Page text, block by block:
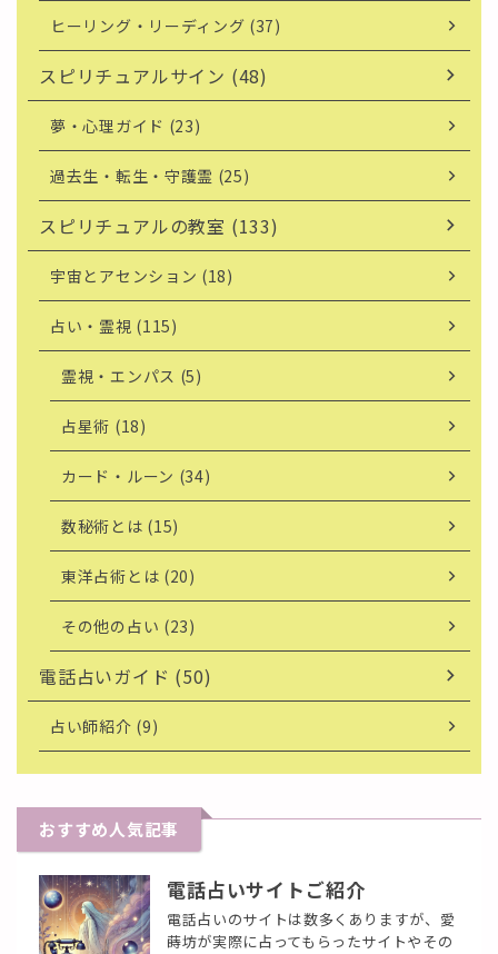
ヒーリング・リーディング (37)
スピリチュアルサイン (48)
夢・心理ガイド (23)
過去生・転生・守護霊 (25)
スピリチュアルの教室 (133)
宇宙とアセンション (18)
占い・霊視 (115)
霊視・エンパス (5)
占星術 (18)
カード・ルーン (34)
数秘術とは (15)
東洋占術とは (20)
その他の占い (23)
電話占いガイド (50)
占い師紹介 (9)
おすすめ人気記事
電話占いサイトご紹介
電話占いのサイトは数多くありますが、愛
蒔坊が実際に占ってもらったサイトやその